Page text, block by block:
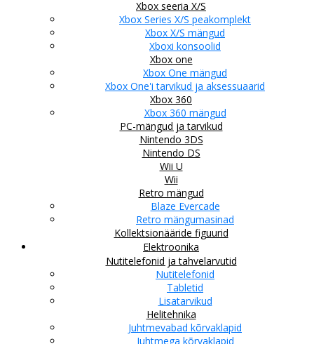
Xbox seeria X/S
Xbox Series X/S peakomplekt
Xbox X/S mängud
Xboxi konsoolid
Xbox one
Xbox One mängud
Xbox One'i tarvikud ja aksessuaarid
Xbox 360
Xbox 360 mängud
PC-mängud ja tarvikud
Nintendo 3DS
Nintendo DS
Wii U
Wii
Retro mängud
Blaze Evercade
Retro mängumasinad
Kollektsionääride figuurid
Elektroonika
Nutitelefonid ja tahvelarvutid
Nutitelefonid
Tabletid
Lisatarvikud
Helitehnika
Juhtmevabad kõrvaklapid
Juhtmega kõrvaklapid